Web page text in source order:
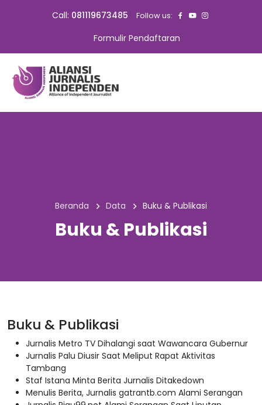
Call: 081119673485 Follow us:
Formulir Pendaftaran
Beranda Data Buku & Publikasi
Buku & Publikasi
Buku & Publikasi
Jurnalis Metro TV Dihalangi saat Wawancara Gubernur
Jurnalis Palu Diusir Saat Meliput Rapat Aktivitas
Tambang
Staf Istana Minta Berita Jurnalis Ditakedown
Menulis Berita, Jurnalis gatrantb.com Alami Serangan